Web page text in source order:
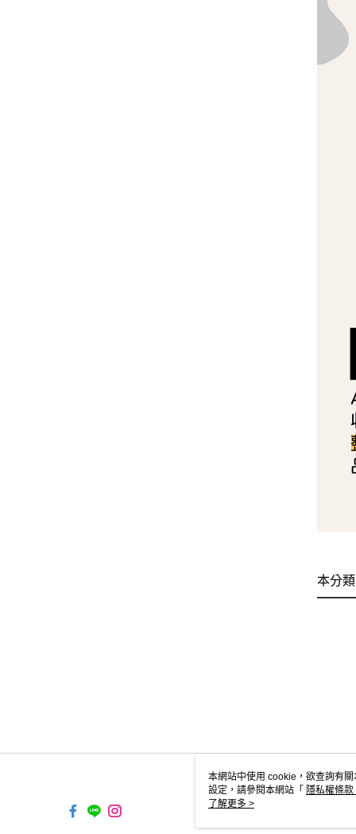
本分
本網站中使用 cookie，欲查詢有
設定，請參閱本網站「 隱私權條款
使用 cookie。
了解更多 >